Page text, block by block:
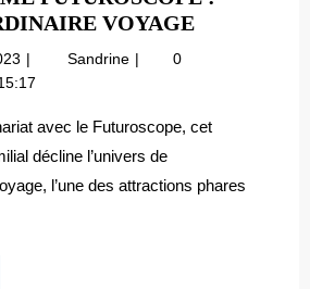
VOYAGEESCAPE
25
octobre
Sandrine Escape
:
l’extraordinaire
0
avec le Futuroscope, cet
décline l’univers de
l’une des attractions phares